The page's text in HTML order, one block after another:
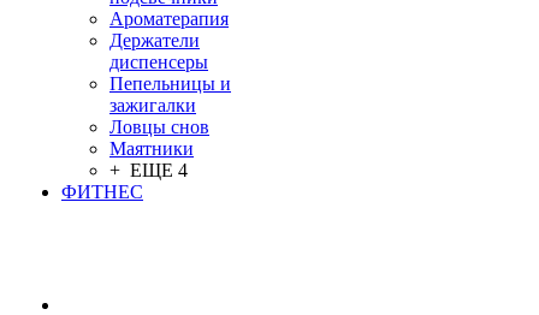
Ароматерапия
Держатели
диспенсеры
Пепельницы и
зажигалки
Ловцы снов
Маятники
+ ЕЩЕ 4
ФИТНЕС